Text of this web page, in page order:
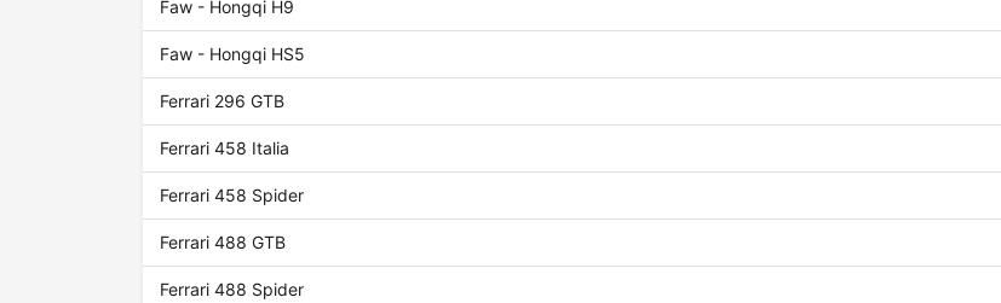
Faw - Hongqi H9
Faw - Hongqi HS5
Ferrari 296 GTB
Ferrari 458 Italia
Ferrari 458 Spider
Ferrari 488 GTB
Ferrari 488 Spider